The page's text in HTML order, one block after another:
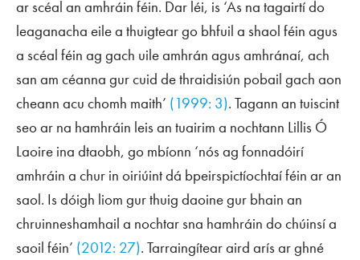
ar scéal an amhráin féin. Dar léi, is ‘As na tagairtí do
leaganacha eile a thuigtear go bhfuil a shaol féin agus
a scéal féin ag gach uile amhrán agus amhránaí, ach
san am céanna gur cuid de thraidisiún pobail gach aon
cheann acu chomh maith’ (1999: 3). Tagann an tuiscint
seo ar na hamhráin leis an tuairim a nochtann Lillis Ó
Laoire ina dtaobh, go mbíonn ‘nós ag fonnadóirí
amhráin a chur in oiriúint dá bpeirspictíochtaí féin ar an
saol. Is dóigh liom gur thuig daoine gur bhain an
chruinneshamhail a nochtar sna hamhráin do chúinsí a
saoil féin’ (2012: 27). Tarraingítear aird arís ar ghné